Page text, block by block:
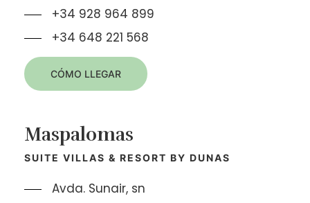
+34 928 964 899
+34 648 221 568
CÓMO LLEGAR
Maspalomas
SUITE VILLAS & RESORT BY DUNAS
Avda. Sunair, sn